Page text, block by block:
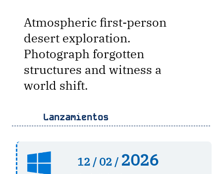
Atmospheric first-person
desert exploration.
Photograph forgotten
structures and witness a
world shift.
Lanzamientos
12 / 02 / 2026